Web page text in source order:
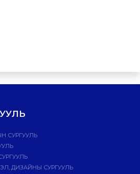
СУРГУУЛЬ
ДИЗАЙНЫ СУРГУУЛЬ